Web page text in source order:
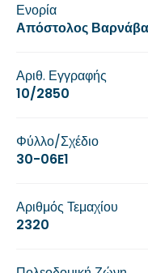
Ενορία
Απόστολος
Αριθ. Εγγραφής
10/2850
Φύλλο/Σχέδιο
30-06E1
Αριθμός Τεμαχίου
2320